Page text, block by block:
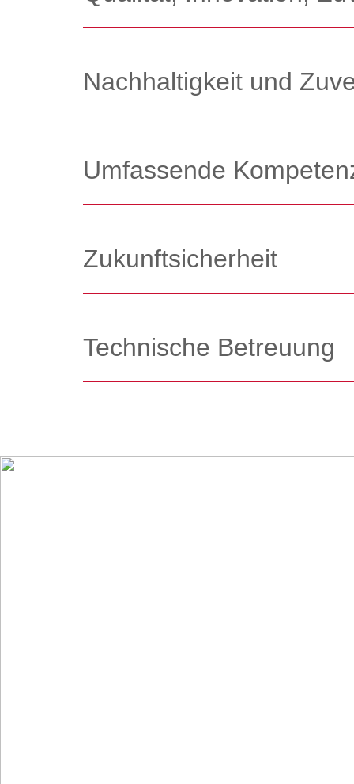
Nachhaltigkeit und
Umfassende
Zukunftsicherheit
Technische Betreuung